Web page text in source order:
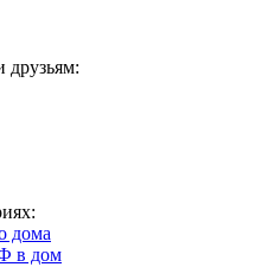
друзьям:
дома
в дом